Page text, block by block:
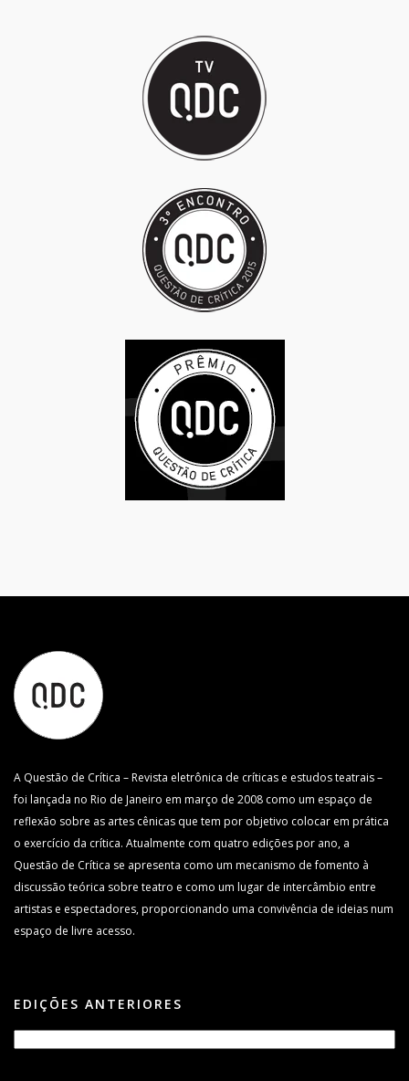
A Questão de Crítica – Revista eletrônica de críticas e estudos teatrais –
foi lançada no Rio de Janeiro em março de 2008 como um espaço de
reflexão sobre as artes cênicas que tem por objetivo colocar em prática
o exercício da crítica. Atualmente com quatro edições por ano, a
Questão de Crítica se apresenta como um mecanismo de fomento à
discussão teórica sobre teatro e como um lugar de intercâmbio entre
artistas e espectadores, proporcionando uma convivência de ideias num
espaço de livre acesso.
EDIÇÕES ANTERIORES